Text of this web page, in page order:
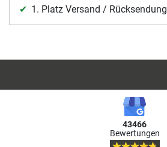
1. Platz Versand / Rücksendung
43466
Bewertungen